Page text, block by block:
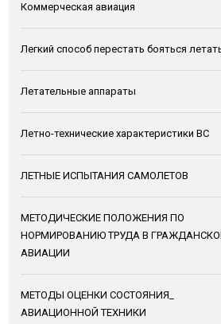
Коммерческая авиация
Легкий способ перестать бояться
Летательные аппараты
Летно-технические характеристики ВС
ЛЕТНЫЕ ИСПЫТАНИЯ САМОЛЕТОВ
МЕТОДИЧЕСКИЕ ПОЛОЖЕНИЯ ПО
НОРМИРОВАНИЮ ТРУДА В
АВИАЦИИ
МЕТОДЫ ОЦЕНКИ СОСТОЯНИЯ_
АВИАЦИОННОЙ ТЕХНИКИ